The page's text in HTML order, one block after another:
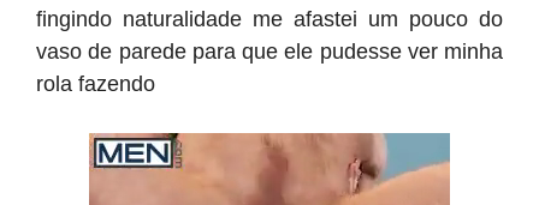
fingindo naturalidade me afastei um pouco do
vaso de parede para que ele pudesse ver minha
rola fazendo